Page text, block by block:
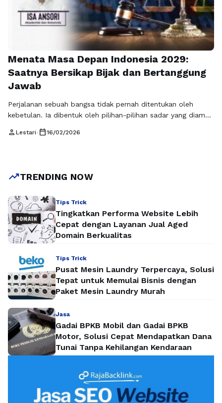
Menata Masa Depan Indonesia 2029:
Saatnya Bersikap Bijak dan Bertanggung
Jawab
Perjalanan sebuah bangsa tidak pernah ditentukan oleh
kebetulan. Ia dibentuk oleh pilihan-pilihan sadar yang diambil
potensinya, kini berdiri di ambang fase penting menuju tahun
inklusif, dan berkelanjutan. Kita hidup di …
person Lestari• calendar_today16/02/2026
trending_upTRENDING NOW
Tips Trick
Tingkatkan Performa Website Lebih
Cepat dengan Layanan Jual Aged
Domain Berkualitas
Tips Trick
Pusat Mesin Laundry Terpercaya, Solusi
Tepat untuk Memulai Bisnis dengan
Paket Mesin Laundry Murah
Jasa
Gadai BPKB Mobil dan Gadai BPKB
Motor, Solusi Cepat Mendapatkan Dana
Tunai Tanpa Kehilangan Kendaraan